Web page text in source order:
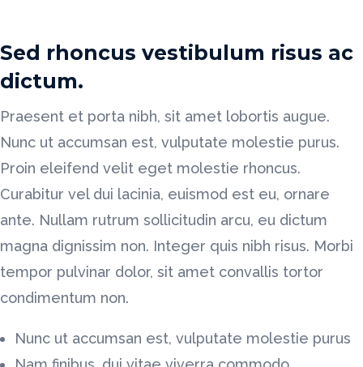
Sed rhoncus vestibulum risus ac
dictum.
Praesent et porta nibh, sit amet lobortis augue.
Nunc ut accumsan est, vulputate molestie purus.
Proin eleifend velit eget molestie rhoncus.
Curabitur vel dui lacinia, euismod est eu, ornare
ante. Nullam rutrum sollicitudin arcu, eu dictum
magna dignissim non. Integer quis nibh risus. Morbi
tempor pulvinar dolor, sit amet convallis tortor
condimentum non.
Nunc ut accumsan est, vulputate molestie purus